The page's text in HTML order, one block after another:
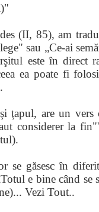
(II, 85), am
sau „Ce-ai
este în direct
ea poate fi
ţapul, are un vers
considerer la
se găsesc în
e bine când se
Vezi Tout..